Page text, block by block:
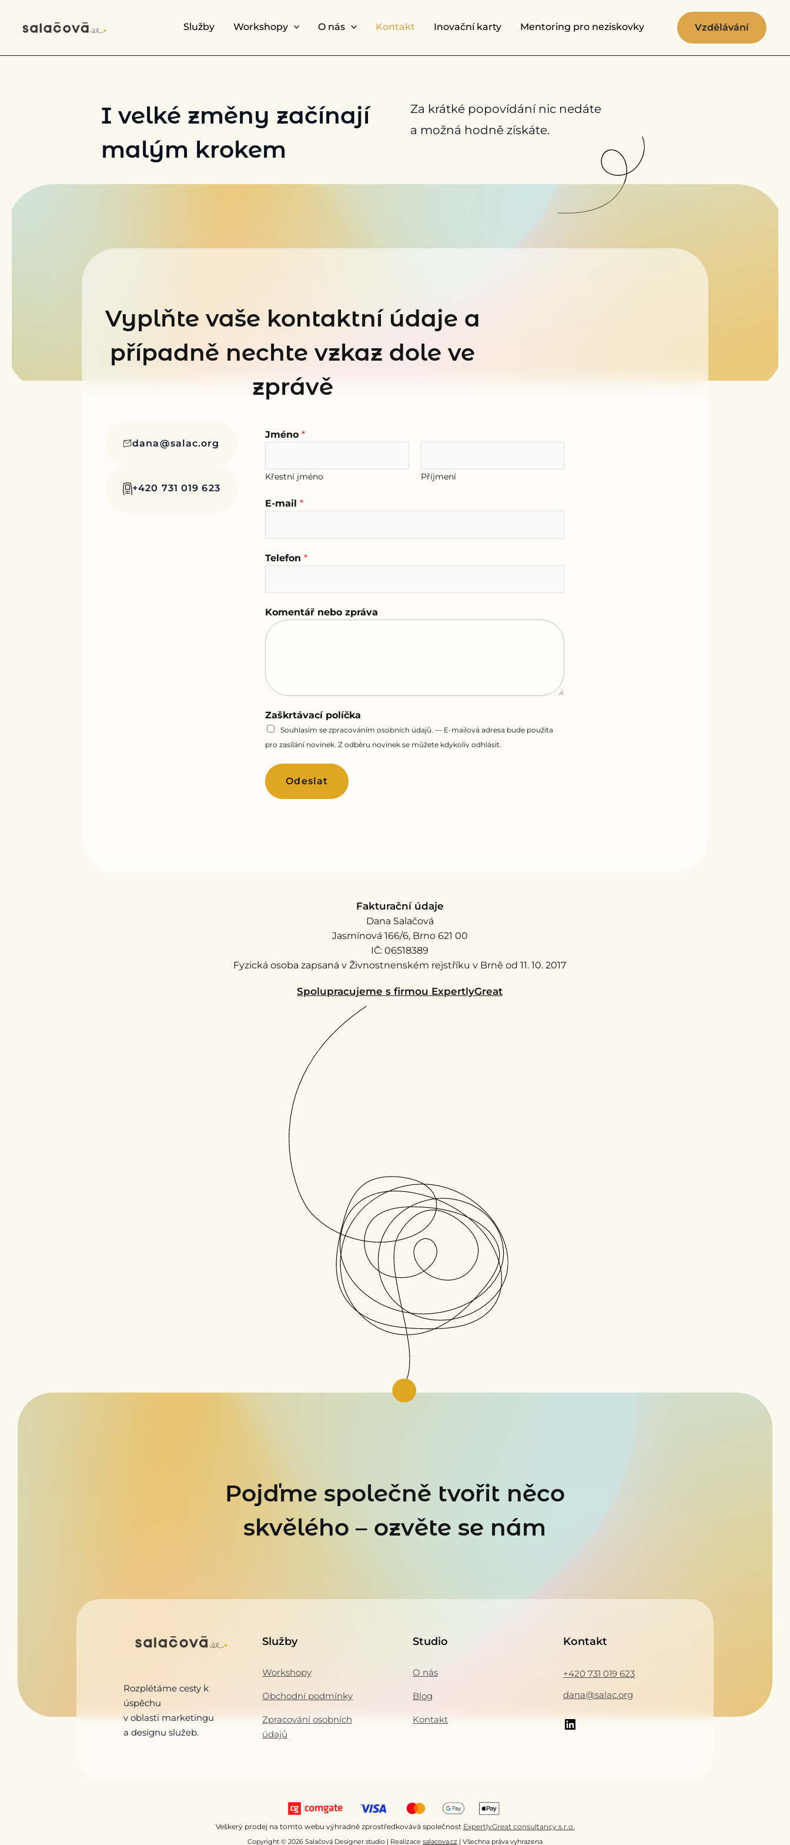
obsah
Služby Workshopy O nás Kontakt Inovační karty Mentoring pro neziskovky Vzdělávání
I velké změny začínají
malým krokem
Za krátké popovídání nic nedáte
a možná hodně získáte.
Vyplňte vaše kontaktní údaje a
případně nechte vzkaz dole ve
zprávě
dana@salac.org
+420 731 019 623
Jméno*
Křestní jméno Příjmení
E-mail*
Telefon*
Komentář nebo zpráva
Zaškrtávací políčka
Souhlasím se zpracováním osobních údajů. — E-mailová adresa bude použita
pro zasílání novinek. Z odběru novinek se můžete kdykoliv odhlásit.
Odeslat
Fakturační údaje
Dana Salačová
Jasmínová 166/6, Brno 621 00
IČ: 06518389
Fyzická osoba zapsaná v Živnostnenském rejstříku v Brně od 11. 10. 2017
Spolupracujeme s firmou ExpertlyGreat
Pojďme společně tvořit něco
skvělého – ozvěte se nám​
Rozplétáme cesty k
úspěchu
v oblasti marketingu
a designu služeb.
Služby
Workshopy
Obchodní podmínky
Zpracování osobních
údajů
Studio
O nás
Blog
Kontakt
Kontakt
+420 731 019 623
dana@salac.org
Veškerý prodej na tomto webu výhradně zprostředkovává společnost ExpertlyGreat consultancy s.r.o.
Copyright © 2026 Salačová Designer studio | Realizace salacova.cz | Všechna práva vyhrazena